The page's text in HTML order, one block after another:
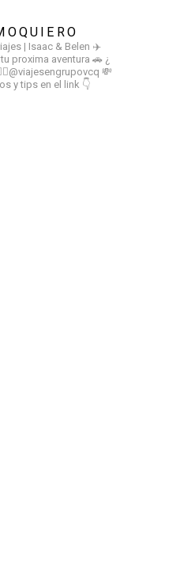
| Isaac & Belen ✈️
proxima aventura 🚗 ¿
💸
y tips en el link 👇